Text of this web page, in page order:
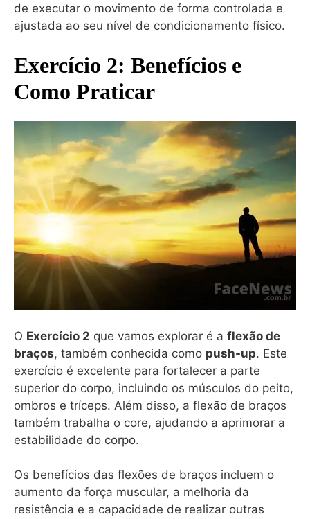
de executar o movimento de forma controlada e
ajustada ao seu nível de condicionamento físico.
Exercício 2: Benefícios e
Como Praticar
O Exercício 2 que vamos explorar é a flexão de
braços, também conhecida como push-up. Este
exercício é excelente para fortalecer a parte
superior do corpo, incluindo os músculos do peito,
ombros e tríceps. Além disso, a flexão de braços
também trabalha o core, ajudando a aprimorar a
estabilidade do corpo.
Os benefícios das flexões de braços incluem o
aumento da força muscular, a melhoria da
resistência e a capacidade de realizar outras